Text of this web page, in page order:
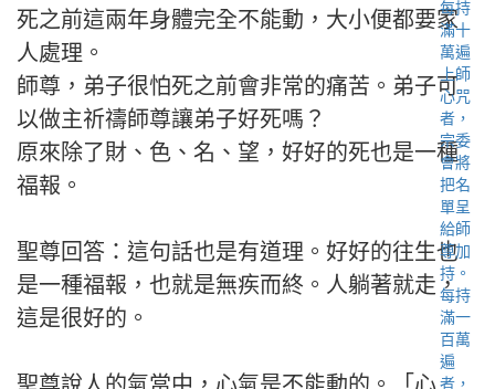
死之前這兩年身體完全不能動，大小便都要家
人處理。
師尊，弟子很怕死之前會非常的痛苦。弟子可
以做主祈禱師尊讓弟子好死嗎？
原來除了財、色、名、望，好好的死也是一種
福報。
聖尊回答：這句話也是有道理。好好的往生也
是一種福報，也就是無疾而終。人躺著就走，
這是很好的。